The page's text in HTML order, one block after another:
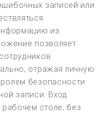
записей или
из
позволяет
отражая личную
безопасности
записи. Вход
рабочем столе, без